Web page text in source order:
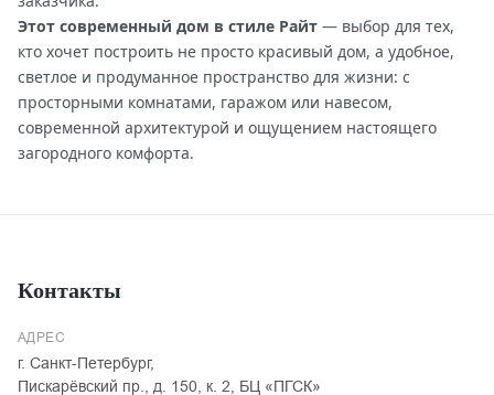
Этот современный дом в стиле Райт — выбор для тех,
кто хочет построить не просто красивый дом, а удобное,
светлое и продуманное пространство для жизни: с
просторными комнатами, гаражом или навесом,
современной архитектурой и ощущением настоящего
загородного комфорта.
Контакты
АДРЕС
г. Санкт-Петербург,
Пискарёвский пр., д. 150, к. 2, БЦ «ПГСК»